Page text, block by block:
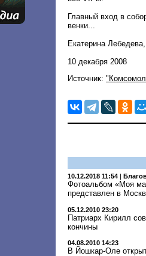
Главный вход в
венки...
Екатерина
10 декабря 2008
Источник:
10.12.2018 11:54
Фотоальбом «Моя
представлен в
05.12.2010 23:20
Патриарх Кирилл
кончины
04.08.2010 14:23
В Йошкар-Оле